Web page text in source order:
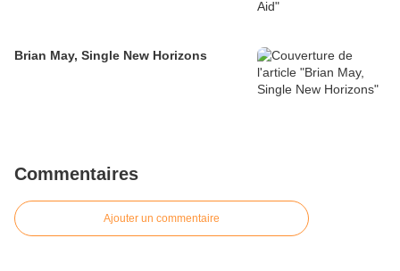
Brian May, Single New Horizons
Commentaires
Ajouter un commentaire